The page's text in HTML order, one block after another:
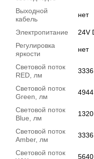
Выходной
кабель
нет
Электропитание
24V
Регулировка
яркости
нет
Световой поток
RED, лм
3336
Световой поток
Green, лм
4944
Световой поток
Blue, лм
1320
Световой поток
Amber, лм
3336
Световой поток
5640